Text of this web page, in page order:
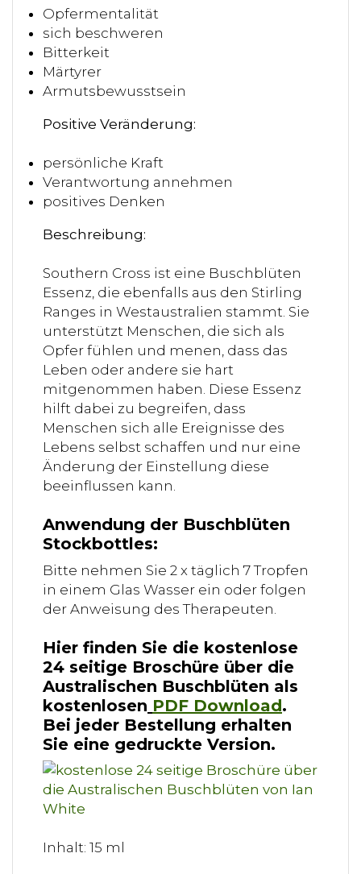
Opfermentalität
sich beschweren
Bitterkeit
Märtyrer
Armutsbewusstsein
Positive Veränderung:
persönliche Kraft
Verantwortung annehmen
positives Denken
Beschreibung:
Southern Cross ist eine Buschblüten
Essenz, die ebenfalls aus den Stirling
Ranges in Westaustralien stammt. Sie
unterstützt Menschen, die sich als
Opfer fühlen und menen, dass das
Leben oder andere sie hart
mitgenommen haben. Diese Essenz
hilft dabei zu begreifen, dass
Menschen sich alle Ereignisse des
Lebens selbst schaffen und nur eine
Änderung der Einstellung diese
beeinflussen kann.
Anwendung der Buschblüten
Stockbottles:
Bitte nehmen Sie 2 x täglich 7 Tropfen
in einem Glas Wasser ein oder folgen
der Anweisung des Therapeuten.
Hier finden Sie die kostenlose
24 seitige Broschüre über die
Australischen Buschblüten als
kostenlosen PDF Download.
Bei jeder Bestellung erhalten
Sie eine gedruckte Version.
Inhalt: 15 ml